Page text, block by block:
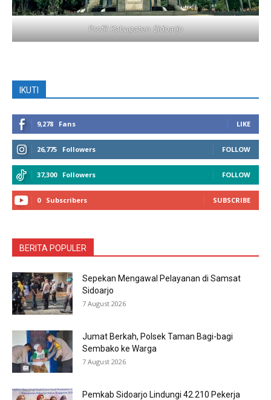
Profil Kabupaten Sidoarjo
IKUTI
9,278 Fans LIKE
26,775 Followers FOLLOW
37,300 Followers FOLLOW
0 Subscribers SUBSCRIBE
BERITA POPULER
Sepekan Mengawal Pelayanan di Samsat
Sidoarjo
7 August 2026
Jumat Berkah, Polsek Taman Bagi-bagi
Sembako ke Warga
7 August 2026
Pemkab Sidoarjo Lindungi 42.210 Pekerja